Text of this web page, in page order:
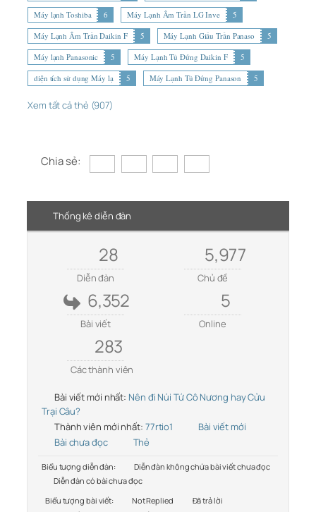
Máy lạnh Toshiba
6 Máy Lạnh Âm Trần LG Inve
5
Máy Lạnh Âm Trần Daikin F
5 Máy Lạnh Giấu Trần Panaso
5
Máy lạnh Panasonic
5 Máy Lạnh Tủ Đứng Daikin F
5
diện tích sử dụng Máy lạ
5 Máy Lạnh Tủ Đứng Panason 5
Xem tất cả thẻ (907)
Chia sẻ:
Thống kê diễn đàn
28
Diễn đàn
5,977
Chủ đề
6,352
Bài viết
5
Online
283
Các thành viên
Bài viết mới nhất: Nên đi Núi Tứ Cô Nương hay Cửu
Trại Câu?
Thành viên mới nhất: 77rtio1
Bài viết mới
Bài chưa đọc
Thẻ
Biểu tượng diễn đàn:
Diễn đàn không chứa bài viết chưa đọc
Diễn đàn có bài chưa đọc
Biểu tượng bài viết:
Not Replied
Đã trả lời